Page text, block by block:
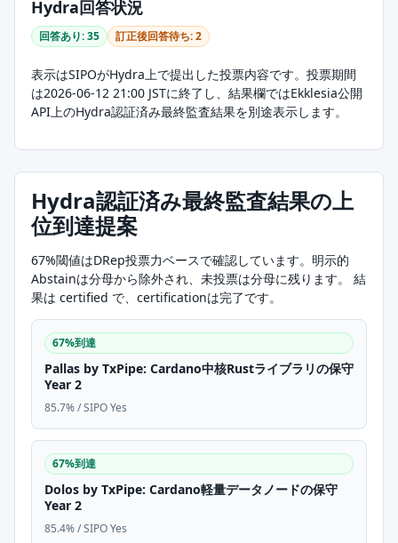
Hydra回答状況
回答あり: 35 訂正後回答待ち: 2
表示はSIPOがHydra上で提出した投票内容です。投票期間
は2026-06-12 21:00 JSTに終了し、結果欄ではEkklesia公開
API上のHydra認証済み最終監査結果を別途表示します。
Hydra認証済み最終監査結果の上
位到達提案
67%閾値はDRep投票力ベースで確認しています。明示的
Abstainは分母から除外され、未投票は分母に残ります。 結
果は certified で、certificationは完了です。
67%到達
Pallas by TxPipe: Cardano中核Rustライブラリの保守
Year 2
85.7% / SIPO Yes
67%到達
Dolos by TxPipe: Cardano軽量データノードの保守
Year 2
85.4% / SIPO Yes